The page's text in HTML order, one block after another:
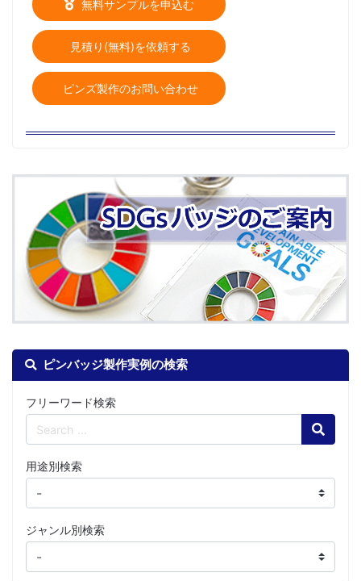
ピンバッジ製作実例の検索
フリーワード検索
Search
用途別検索
ジャンル別検索
無料サンプルを申込む
見積り(無料)を依頼する
ピンズ製作のお問い合わせ